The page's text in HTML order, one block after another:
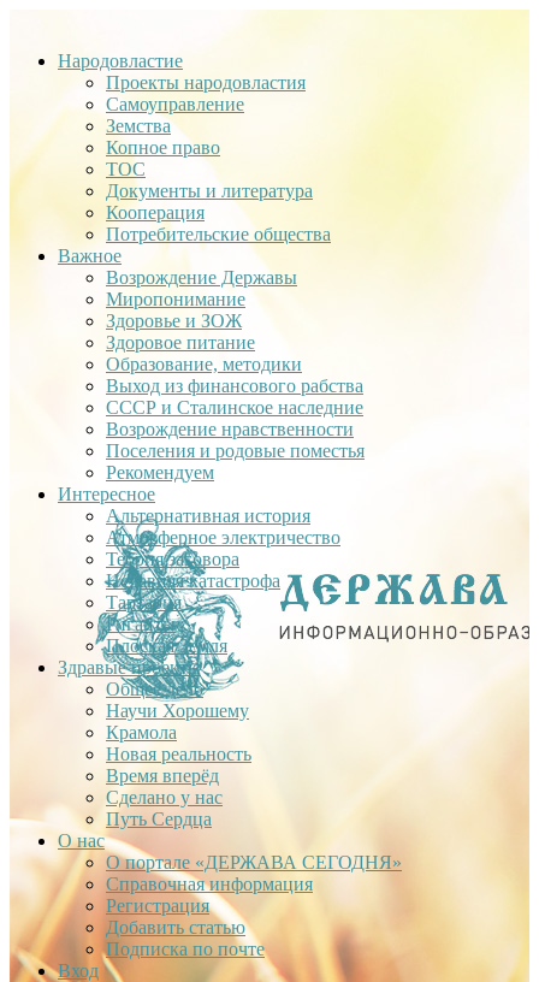
Народовластие
Проекты народовластия
Самоуправление
Земства
Копное право
ТОС
Документы и литература
Кооперация
Потребительские общества
Важное
Возрождение Державы
Миропонимание
Здоровье и ЗОЖ
Здоровое питание
Образование, методики
Выход из финансового рабства
СССР и Сталинское наследние
Возрождение нравственности
Поселения и родовые поместья
Рекомендуем
Интересное
Альтернативная история
Атмосферное электричество
Теория заговора
Недавняя катастрофа
Тартария
Гиганты
Плоская Земля
Здравые проекты
Общее дело
Научи Хорошему
Крамола
Новая реальность
Время вперёд
Сделано у нас
Путь Сердца
О нас
О портале «ДЕРЖАВА СЕГОДНЯ»
Справочная информация
Регистрация
Добавить статью
Подписка по почте
Вход